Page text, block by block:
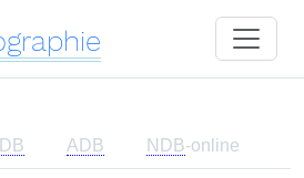
ADB NDB-online